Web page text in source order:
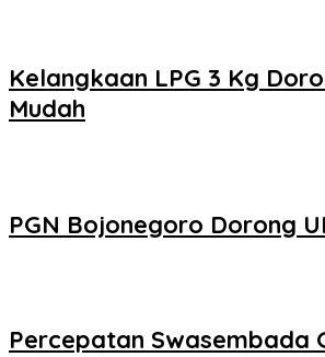
Kelangkaan LPG 3 Kg
Mudah
PGN Bojonegoro Dorong
Percepatan Swasembada